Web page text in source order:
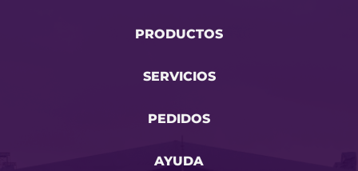
PRODUCTOS
SERVICIOS
PEDIDOS
AYUDA